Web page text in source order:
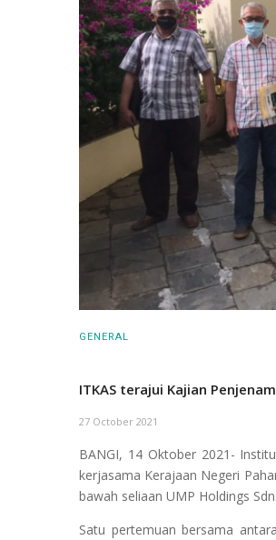
GENERAL
ITKAS terajui Kajian
27 October 2021
BANGI, 14 Oktober 2021-
kerjasama Kerajaan Negeri
bawah seliaan UMP Holdings
Satu pertemuan bersama